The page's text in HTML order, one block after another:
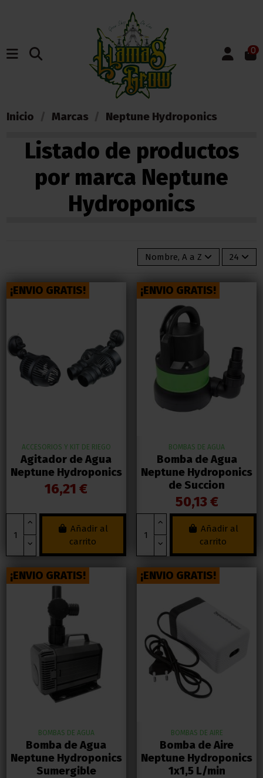
0
Inicio Marcas Neptune Hydroponics
Listado de productos
por marca Neptune
Hydroponics
Nombre, A a Z 24
¡ENVIO GRATIS!
ACCESORIOS Y KIT DE RIEGO
Agitador de Agua
Neptune Hydroponics
16,21 €
Añadir al
carrito
¡ENVIO GRATIS!
BOMBAS DE AGUA
Bomba de Agua
Neptune Hydroponics
de Succion
50,13 €
Añadir al
carrito
¡ENVIO GRATIS!
BOMBAS DE AGUA
Bomba de Agua
Neptune Hydroponics
Sumergible
¡ENVIO GRATIS!
BOMBAS DE AIRE
Bomba de Aire
Neptune Hydroponics
1x1,5 L/min